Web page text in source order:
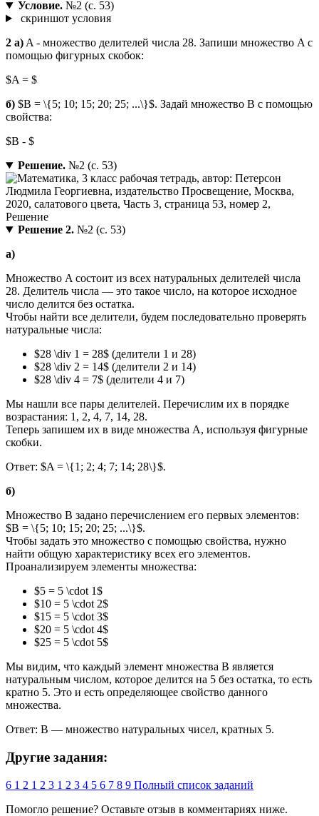
Условие.№2 (с. 53)
скриншот условия
2 a) A - множество делителей числа 28. Запиши множество A с
помощью фигурных скобок:
$A = $
б) $B = \{5; 10; 15; 20; 25; ...\}$. Задай множество B с помощью
свойства:
$B - $
Решение.№2 (с. 53)
Решение 2.№2 (с. 53)
a)
Множество A состоит из всех натуральных делителей числа
28. Делитель числа — это такое число, на которое исходное
число делится без остатка.
Чтобы найти все делители, будем последовательно проверять
натуральные числа:
$28 \div 1 = 28$ (делители 1 и 28)
$28 \div 2 = 14$ (делители 2 и 14)
$28 \div 4 = 7$ (делители 4 и 7)
Мы нашли все пары делителей. Перечислим их в порядке
возрастания: 1, 2, 4, 7, 14, 28.
Теперь запишем их в виде множества A, используя фигурные
скобки.
Ответ: $A = \{1; 2; 4; 7; 14; 28\}$.
б)
Множество B задано перечислением его первых элементов:
$B = \{5; 10; 15; 20; 25; ...\}$.
Чтобы задать это множество с помощью свойства, нужно
найти общую характеристику всех его элементов.
Проанализируем элементы множества:
$5 = 5 \cdot 1$
$10 = 5 \cdot 2$
$15 = 5 \cdot 3$
$20 = 5 \cdot 4$
$25 = 5 \cdot 5$
Мы видим, что каждый элемент множества B является
натуральным числом, которое делится на 5 без остатка, то есть
кратно 5. Это и есть определяющее свойство данного
множества.
Ответ: B — множество натуральных чисел, кратных 5.
Другие задания:
6 1 2 1 2 3 1 2 3 4 5 6 7 8 9 Полный список заданий
Помогло решение? Оставьте отзыв в комментариях ниже.